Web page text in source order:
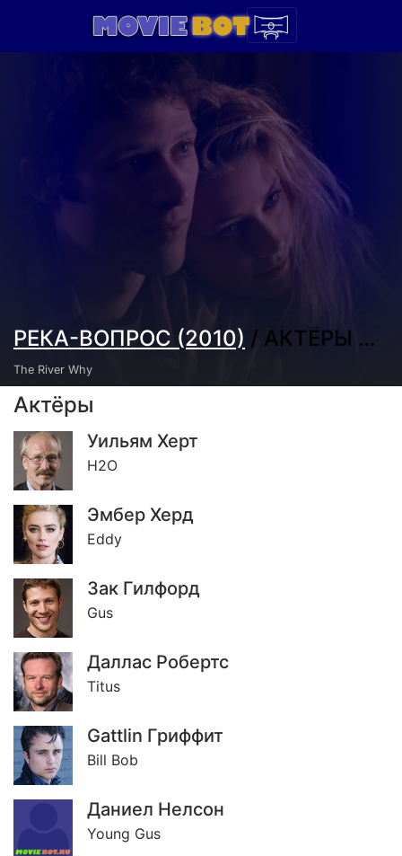
РЕКА-ВОПРОС (2010) / АКТЁРЫ И СОЗДАТЕЛИ
The River Why
Актёры
Уильям Херт
H2O
Эмбер Херд
Eddy
Зак Гилфорд
Gus
Даллас Робертс
Titus
Gattlin Гриффит
Bill Bob
Даниел Нелсон
Young Gus